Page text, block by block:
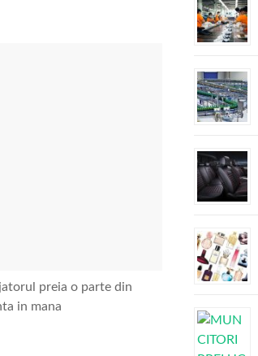
preia o parte din
in mana